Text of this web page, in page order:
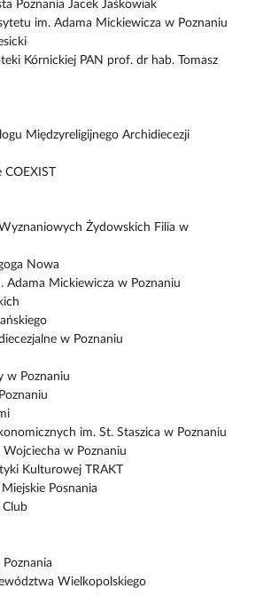
Poznania Jacek Jaśkowiak
im. Adama Mickiewicza w Poznaniu
Kórnickiej PAN prof. dr hab. Tomasz
Międzyreligijnego Archidiecezji
COEXIST
Żydowskich Filia w
Nowa
Adama Mickiewicza w Poznaniu
w Poznaniu
w Poznaniu
im. St. Staszica w Poznaniu
Wojciecha w Poznaniu
Kulturowej TRAKT
Posnania
Club
Wielkopolskiego